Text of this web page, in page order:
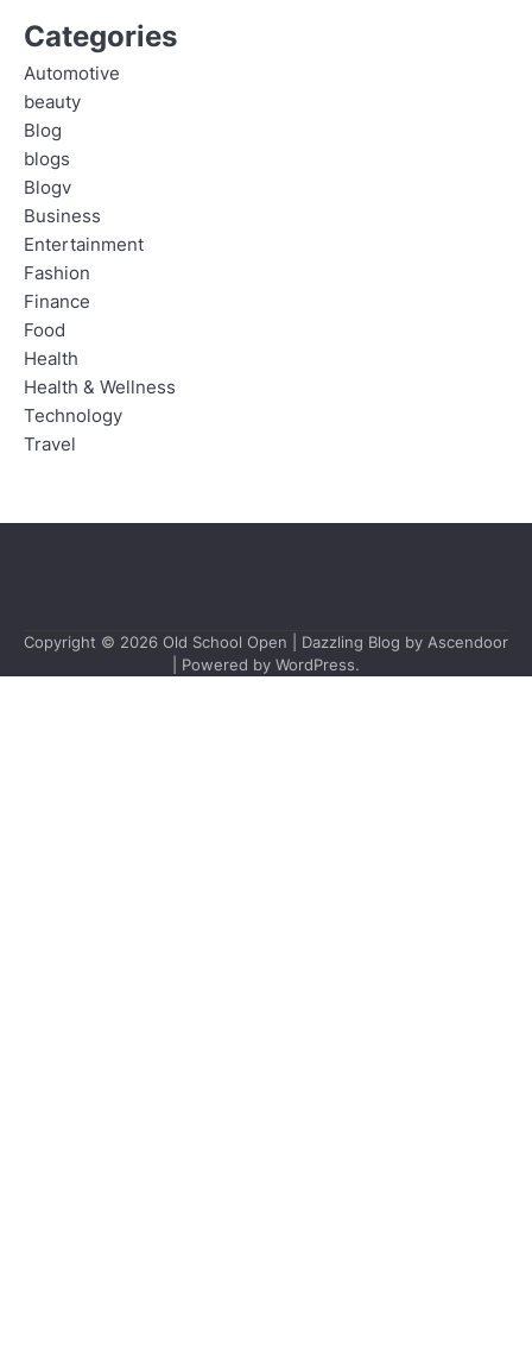
Categories
Automotive
beauty
Blog
blogs
Blogv
Business
Entertainment
Fashion
Finance
Food
Health
Health & Wellness
Technology
Travel
Copyright © 2026 Old School Open | Dazzling Blog by Ascendoor
| Powered by WordPress.